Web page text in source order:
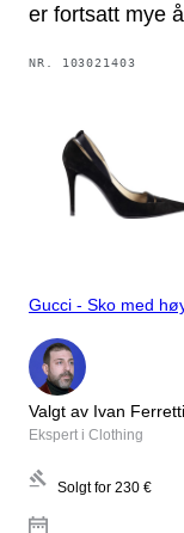
er fortsatt mye
NR. 103021403
Gucci - Sko med
Valgt av Ivan Ferretti
Ekspert i Clothing
Solgt for 230 €